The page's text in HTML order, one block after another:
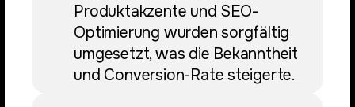
Produktakzente und SEO-
Optimierung wurden sorgfältig
umgesetzt, was die Bekanntheit
und Conversion-Rate steigerte.